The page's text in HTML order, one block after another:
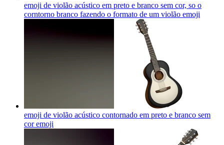
emoji de violão acústico em preto e branco sem cor, so o
corntorno branco fazendo o formato de um violão emoji
emoji de violão acústico contornado em preto e branco sem
coremoji